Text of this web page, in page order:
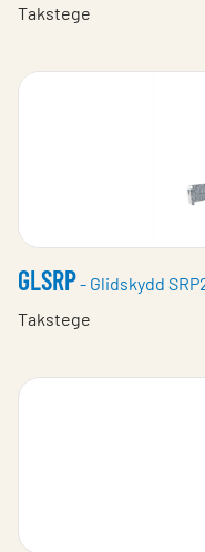
Takstege
GLSRP- Glidskydd
Takstege